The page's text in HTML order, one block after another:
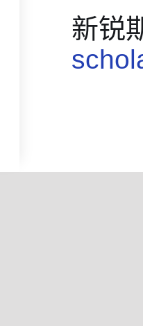
新锐